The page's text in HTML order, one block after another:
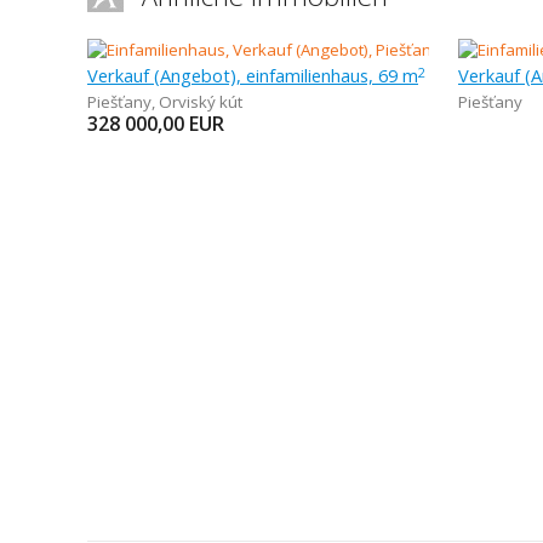
Verkauf (Angebot), einfamilienhaus, 69 m2
Piešťany, Orviský kút
328 000,00 EUR
Piešťany